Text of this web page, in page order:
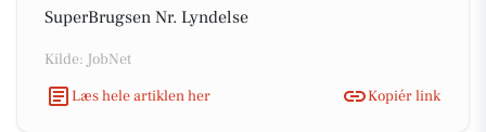
SuperBrugsen Nr. Lyndelse
Kilde: JobNet
Læs hele artiklen her
Kopiér link